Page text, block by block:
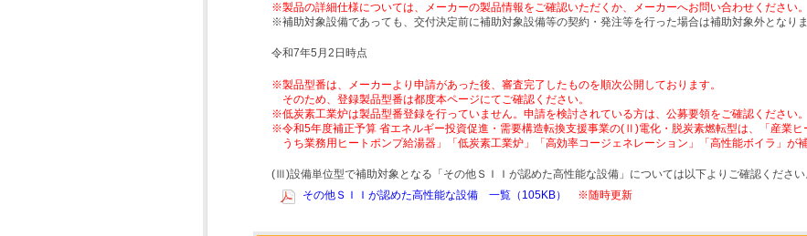
※製品の詳細仕様については、メーカーの製品情報をご確認いただくか、メーカーへお問い合わせください。
※補助対象設備であっても、交付決定前に補助対象設備等の契約・発注等を行った場合は補助対象外となり
令和7年5月2日時点
※製品型番は、メーカーより申請があった後、審査完了したものを順次公開しております。
そのため、登録製品型番は都度本ページにてご確認ください。
※低炭素工業炉は製品型番登録を行っていません。申請を検討されている方は、公募要領をご確認ください。
※令和5年度補正予算 省エネルギー投資促進・需要構造転換支援事業の(Ⅱ)電化・脱炭素燃転型は、「産業ヒ
うち業務用ヒートポンプ給湯器」「低炭素工業炉」「高効率コージェネレーション」「高性能ボイラ」が
(Ⅲ)設備単位型で補助対象となる「その他ＳＩＩが認めた高性能な設備」については以下よりご確認ください
その他ＳＩＩが認めた高性能な設備 一覧（105KB）
※随時更新